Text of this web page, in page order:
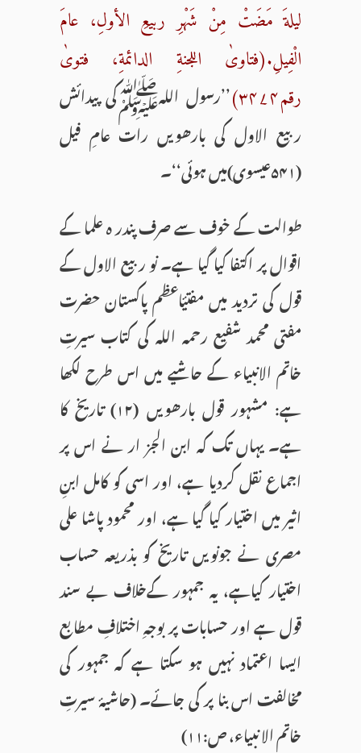
لیلةَ مَضَتْ مِنْ شَهْرِ ربیعِ الأولِ، عامَ
الْفِیلِ.(فتاویٰ اللجنةِ الدائمةِ، فتویٰ
رقم۳۴۷۴)
’’رسول اللہﷺکی پیدائش
ربیع الاول کی بارھویں رات عامِ فیل
(۵۴۱عیسوی)میں ہوئی‘‘۔
طوالت کے خوف سے صرف پندر ہ علما کے
اقوال پر اکتفا کیا گیا ہے۔ نو ربیع الاول کے
قول کی تردید میں مفتیٔاعظم پاکستان حضرت
مفتی محمد شفیع رحمہ اللہ کی کتاب سیرتِ
خاتم الانبیاء کے حاشیے میں اس طرح لکھا
ہے: مشہور قول بارھویں (۱۲) تاریخ کا
ہے۔ یہاں تک کہ ابن الجز ار نے اس پر
اجماع نقل کردیا ہے، اور اسی کو کامل ابنِ
اثیر میں اختیار کیا گیا ہے، اور محمود پاشا علی
مصری نے جونویں تاریخ کو بذریعہ حساب
اختیار کیاہے، یہ جمہور کےخلاف بے سند
قول ہے اور حسابات پر بوجہِ اختلافِ مطابع
ایسا اعتماد نہیں ہو سکتا ہے کہ جمہور کی
مخالفت اس بنا پر کی جائے۔ (حاشیۂ سیرتِ
خاتم الا نبیاء، ص:۱۱)